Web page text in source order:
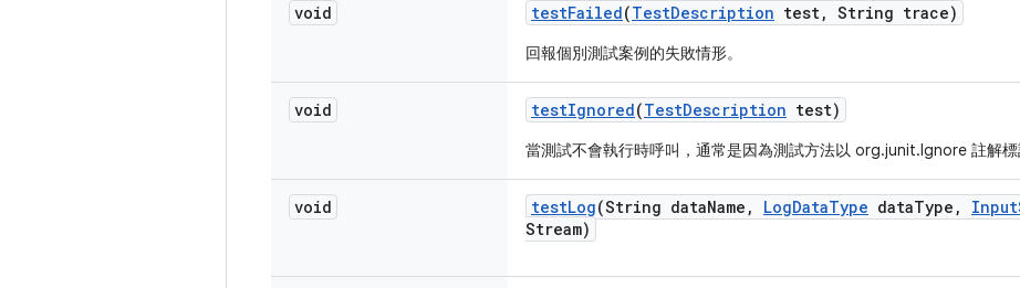
void testFailed(TestDescription test, String trace)
回報個別測試案例的失敗情形。
void testIgnored(TestDescription test)
當測試不會執行時呼叫，通常是因為測試方法以 org.junit.Ignore 註解標
void testLog(String dataName , LogDataType dataType , Input
Stream)